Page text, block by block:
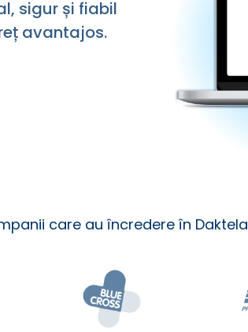
sigur și fiabil
avantajos.
care au încredere în Daktela